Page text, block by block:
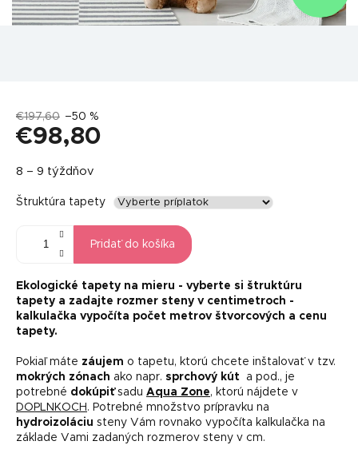
€197,60 –50 %
€98,80
cena:
8 – 9 týždňov
Štruktúra tapety
Pridať do košíka
Ekologické tapety na mieru - vyberte si štruktúru
tapety a zadajte rozmer steny v centimetroch -
kalkulačka vypočíta počet metrov štvorcových a cenu
tapety.
Pokiaľ máte záujem o tapetu, ktorú chcete inštalovať v tzv.
mokrých zónach ako napr. sprchový kút
a pod., je
potrebné dokúpiťsadu Aqua Zone, ktorú nájdete v
DOPLNKOCH . Potrebné množstvo prípravku na
hydroizoláciu steny Vám rovnako vypočíta kalkulačka na
základe Vami zadaných rozmerov steny v cm.